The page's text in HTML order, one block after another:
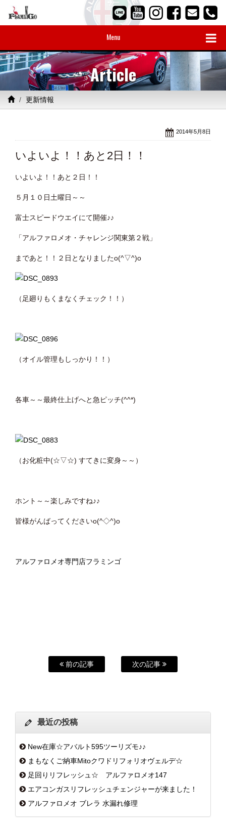
Menu
Article
更新情報
2014年5月8日
いよいよ！！あと2日！！
いよいよ！！あと２日！！
５月１０日土曜日～～
富士スピードウエイにて開催♪♪
「アルファロメオ・チャレンジ関東第２戦」
まであと！！２日となりましたo(^▽^)o
（足廻りもくまなくチェック！！）
（オイル管理もしっかり！！）
各車～～最終仕上げへと急ピッチ(^^*)
（お化粧中(☆▽☆) すてきに変身～～）
ホント～～楽しみですね♪♪
皆様がんばってくださいo(^◇^)o
アルファロメオ専門店フラミンゴ
前の記事 次の記事
最近の投稿
New在庫☆アバルト595ツーリズモ♪♪
まもなくご納車Mitoクワドリフォリオヴェルデ☆
足回りリフレッシュ☆ アルファロメオ147
エアコンガスリフレッシュチェンジャーが来ました！
アルファロメオ ブレラ 水漏れ修理